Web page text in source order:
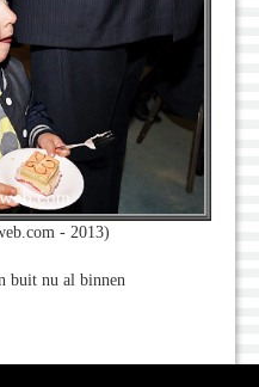
- 2013)
buit nu al binnen